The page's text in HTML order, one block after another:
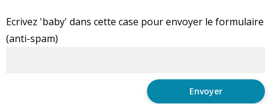
Ecrivez 'baby' dans cette case pour envoyer le formulaire
(anti-spam)